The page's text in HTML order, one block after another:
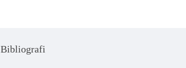
Bibliografi